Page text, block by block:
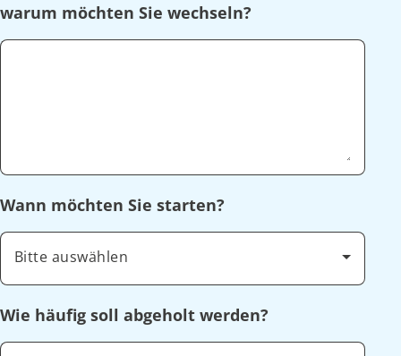
warum möchten Sie wechseln?
Wann möchten Sie starten?
Bitte auswählen
Wie häufig soll abgeholt werden?